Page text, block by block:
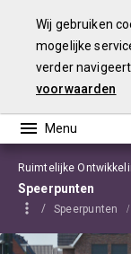
Ruimtelijke
Speerpunten
Speerpunten
Wij gebruiken
mogelijke
verder
voorwaarden